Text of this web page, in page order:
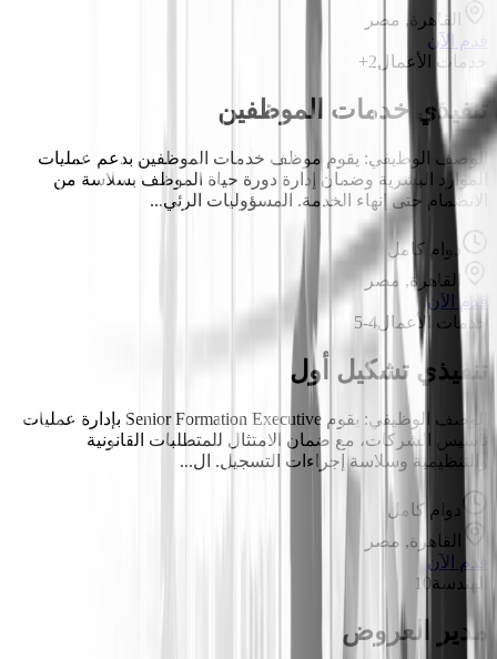
القاهرة, مصر
قدم الآن
خدمات الأعمال2+
تنفيذي خدمات الموظفين
الوصف الوظيفي: يقوم موظف خدمات الموظفين بدعم عمليات
الموارد البشرية وضمان إدارة دورة حياة الموظف بسلاسة من
الانضمام حتى إنهاء الخدمة. المسؤوليات الرئي...
دوام كامل
القاهرة, مصر
قدم الآن
خدمات الأعمال4-5
تنفيذي تشكيل أول
الوصف الوظيفي: يقوم Senior Formation Executive بإدارة عمليات
تأسيس الشركات، مع ضمان الامتثال للمتطلبات القانونية
والتنظيمية وسلاسة إجراءات التسجيل. ال...
دوام كامل
القاهرة, مصر
قدم الآن
الهندسة10
مدير العروض